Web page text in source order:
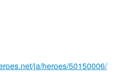
ja/heroes/50150006/